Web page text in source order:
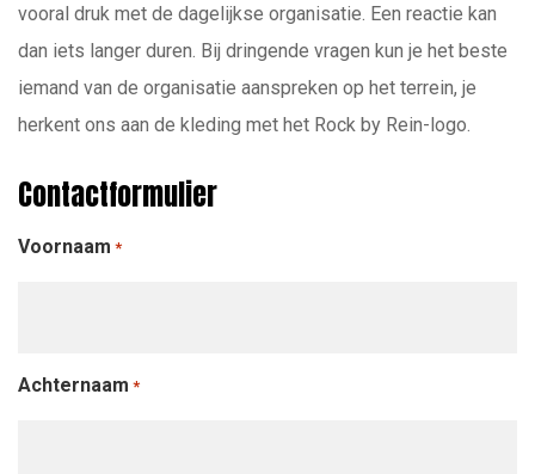
vooral druk met de dagelijkse organisatie. Een reactie kan
dan iets langer duren. Bij dringende vragen kun je het beste
iemand van de organisatie aanspreken op het terrein, je
herkent ons aan de kleding met het Rock by Rein-logo.
Contactformulier
Voornaam *
Achternaam *